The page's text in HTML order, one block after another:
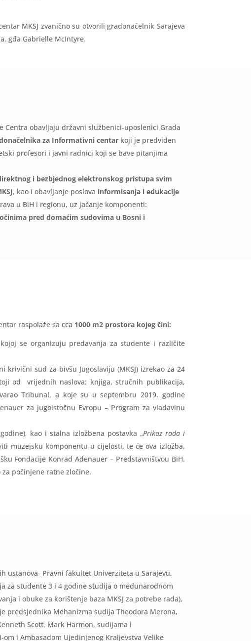
MKSJ zvanično su otvorili gradonačelnik Sarajeva
gđa Gabrielle McIntyre.
Centra obavljaju državni službenici-uposlenici Grada
za Informativni centar koji je predviđen
profesori i javni radnici koji se bave pitanjima
i bezbjednog elektronskog pristupa svim
, kao i obavljanje poslova informisanja i edukacije
u BiH i regionu, uz jačanje komponenti:
pred domaćim sudovima u Bosni i
raspolaže sa cca 1000 m2 prostora kojeg čini:
se organizuju predavanja za studente i različite
sud za bivšu Jugoslaviju (MKSJ) izrekao za 24
od vrijednih naslova: knjiga, stručnih publikacija,
Tribunal, a koje su u septembru 2019. godine
za jugoistočnu Evropu – Program za vladavinu
kao i stalna izložbena postavka „Prikaz rada i
muzejsku komponentu u cijelosti, te će ova izložba,
Fondacije Konrad Adenauer – Predstavništvou BiH.
počinjene ratne zločine.
ustanova- Pravni fakultet Univerziteta u Sarajevu,
za studente 3 i 4 godine studija o međunarodnom
i obuke za korištenje baza MKSJ za potrebe rada),
predsjednika Mehanizma sudija Theodora Merona,
Scott, Mark Harmon, sudijama i
i Ambasadom Ujedinjenog Kraljevstva Velike